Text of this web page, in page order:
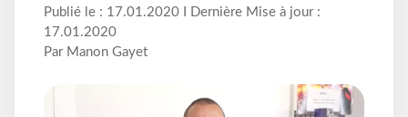
Publié le : 17.01.2020 I Dernière Mise à jour :
17.01.2020
Par Manon Gayet